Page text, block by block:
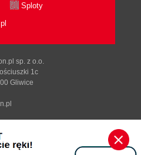
Sploty
sp. z o.o.
1c
Gliwice